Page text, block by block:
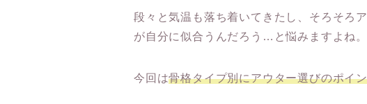
段々と気温も落ち着いてきたし、そろそろ
が自分に似合うんだろう…と悩みますよね。
今回は骨格タイプ別にアウター選びのポイ